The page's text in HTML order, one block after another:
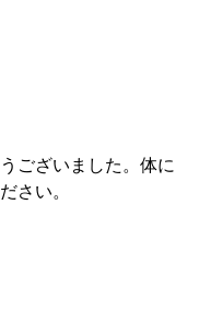
ございました。体に
さい。